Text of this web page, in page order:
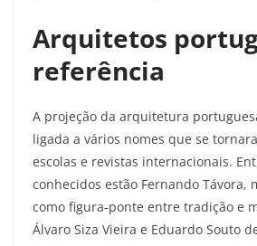
Arquitetos
referência
A projeção da arquitetura
ligada a vários nomes que se
escolas e revistas internacionais.
conhecidos estão Fernando Távora,
como figura‑ponte entre tradição e
Álvaro Siza Vieira e Eduardo Souto